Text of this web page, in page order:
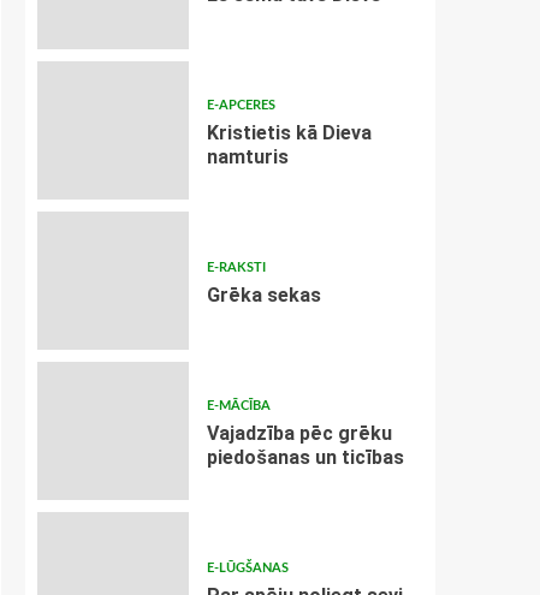
E-APCERES
Kristietis kā Dieva
namturis
E-RAKSTI
Grēka sekas
E-MĀCĪBA
Vajadzība pēc grēku
piedošanas un ticības
E-LŪGŠANAS